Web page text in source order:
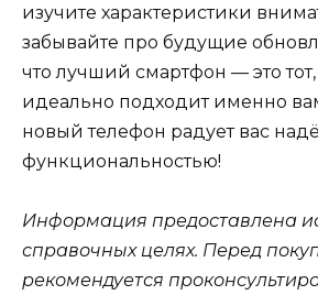
изучите характеристики
забывайте про будущие
что лучший смартфон — это
идеально подходит именно
новый телефон радует вас
функциональностью!
Информация предоставлена
справочных целях. Перед
рекомендуется